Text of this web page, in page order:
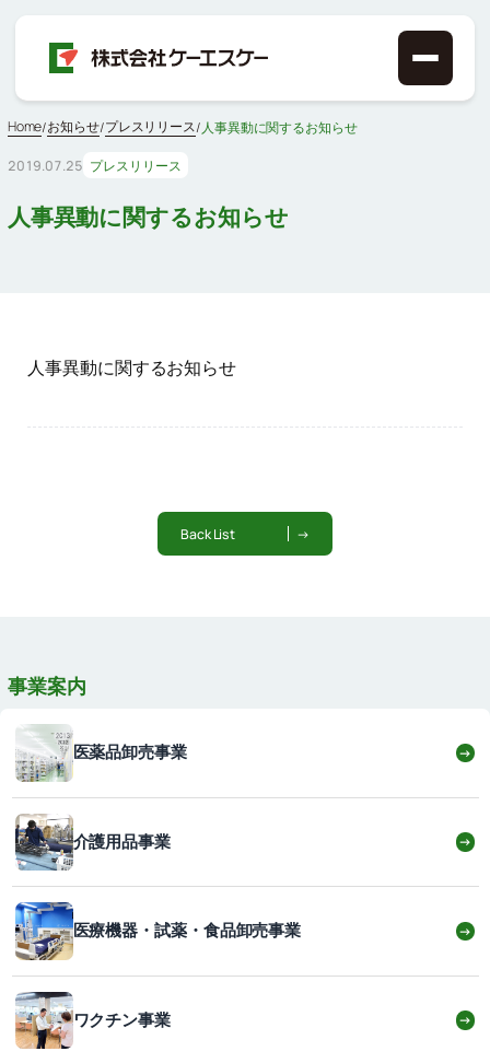
Home/お知らせ/プレスリリース/人事異動に関するお知らせ
2019.07.25 プレスリリース
人事異動に関するお知らせ
人事異動に関するお知らせ
Back List →
事業案内
医薬品卸売事業 →
介護用品事業 →
医療機器・試薬・食品卸売事業 →
ワクチン事業 →